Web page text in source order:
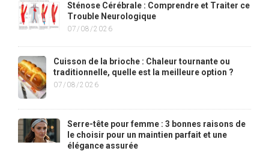
Sténose Cérébrale : Comprendre et Traiter ce
Trouble Neurologique
07/08/2026
Cuisson de la brioche : Chaleur tournante ou
traditionnelle, quelle est la meilleure option ?
07/08/2026
Serre-tête pour femme : 3 bonnes raisons de
le choisir pour un maintien parfait et une
élégance assurée